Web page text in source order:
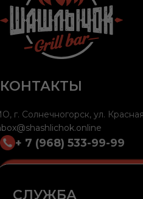
КОНТАКТЫ
г. Солнечногорск, ул.
+ 7 (968) 533-99-99
СЛУЖБА